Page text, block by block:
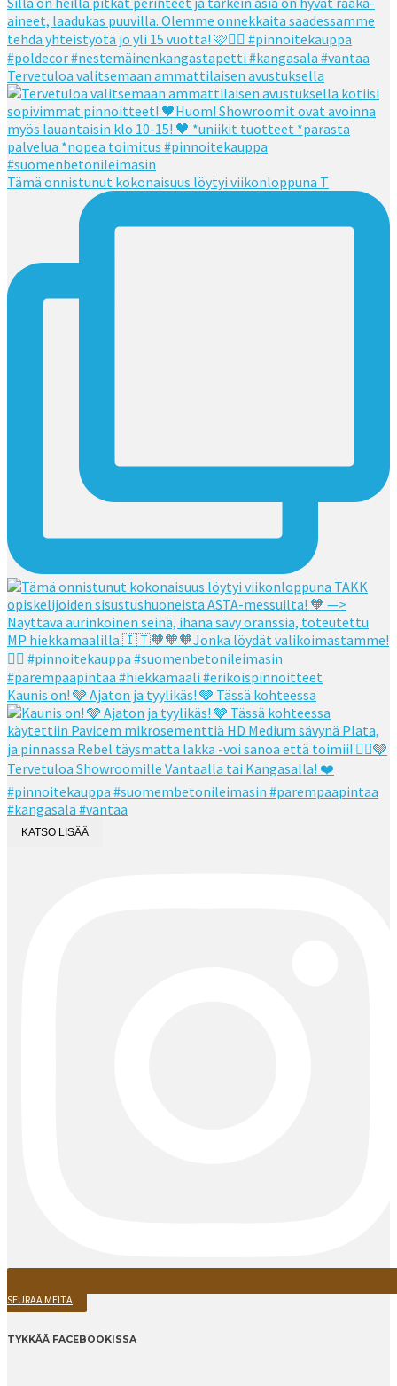
Tervetuloa valitsemaan ammattilaisen avustuksella
Tämä onnistunut kokonaisuus löytyi viikonloppuna T
Kaunis on! 🩶 Ajaton ja tyylikäs! 🩶 Tässä kohteessa
KATSO LISÄÄ
SEURAA MEITÄ
TYKKÄÄ FACEBOOKISSA